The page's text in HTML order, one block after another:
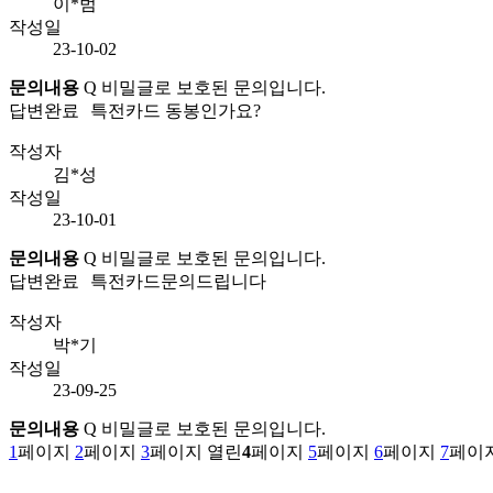
작성일
23-10-02
문의내용 Q 비밀글로 보호된 문의입니다.
답변완료
특전카드 동봉인가요?
작성자
김*성
작성일
23-10-01
문의내용 Q 비밀글로 보호된 문의입니다.
답변완료
특전카드문의드립니다
작성자
박*기
작성일
23-09-25
문의내용 Q 비밀글로 보호된 문의입니다.
1페이지 2페이지 3페이지 열린4페이지 5페이지 6페이지 7페이